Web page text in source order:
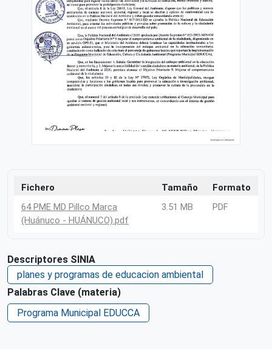
Fichero Tamaño
Formato
64 PME MD Pillco Marca
(Huánuco - HUÁNUCO).pdf
3.51 MB PDF
Descriptores SINIA
planes y programas de educacion ambiental
Palabras Clave (materia)
Programa Municipal EDUCCA